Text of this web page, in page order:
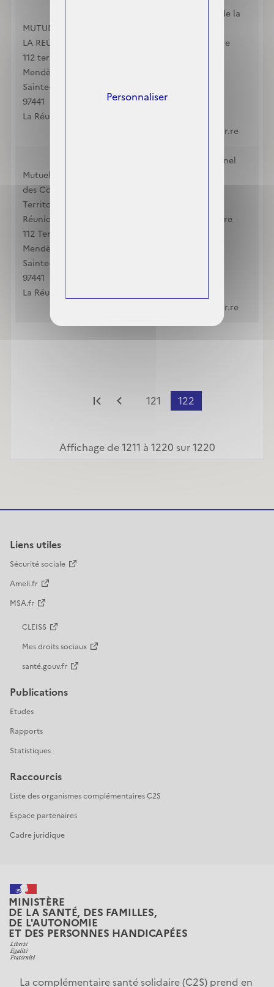
Personnaliser
MUTUELLE FAMILIALE DE
LA REUNION
112 ter avenue Pierre
Mendès France
Sainte-Suzanne
97441
La Réunion
Mutuelle familiale de la
112 ter avenue Pierre
La Réunion
cmu@mutuelles-umr.re
Mutuelle du Personnel
des Collectivités
Territoriales de la
Réunion (M.P.C.T.R)
112 Ter Avenue Pierre
Mendès France
Sainte-Suzanne
97441
La Réunion
Mutuelle du Personnel
112 Ter Avenue Pierre
cmu@mutuelles-umr.re
Première page
Page précédente
121 122
Affichage de 1211 à 1220 sur 1220
Liens utiles
Sécurité sociale
Ameli.fr
MSA.fr
CLEISS
Mes droits sociaux
santé.gouv.fr
Publications
Etudes
Rapports
Statistiques
Raccourcis
Liste des organismes complémentaires C2S
Espace partenaires
Cadre juridique
MINISTÈRE
DE LA SANTÉ, DES FAMILLES,
DE L'AUTONOMIE
ET DES PERSONNES HANDICAPÉES
La complémentaire santé solidaire (C2S) prend en